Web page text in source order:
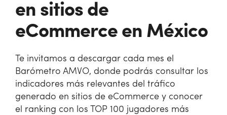
en sitios de
eCommerce en México
Te invitamos a descargar cada mes el
Barómetro AMVO, donde podrás consultar los
indicadores más relevantes del tráfico
generado en sitios de eCommerce y conocer
el ranking con los TOP 100 jugadores más